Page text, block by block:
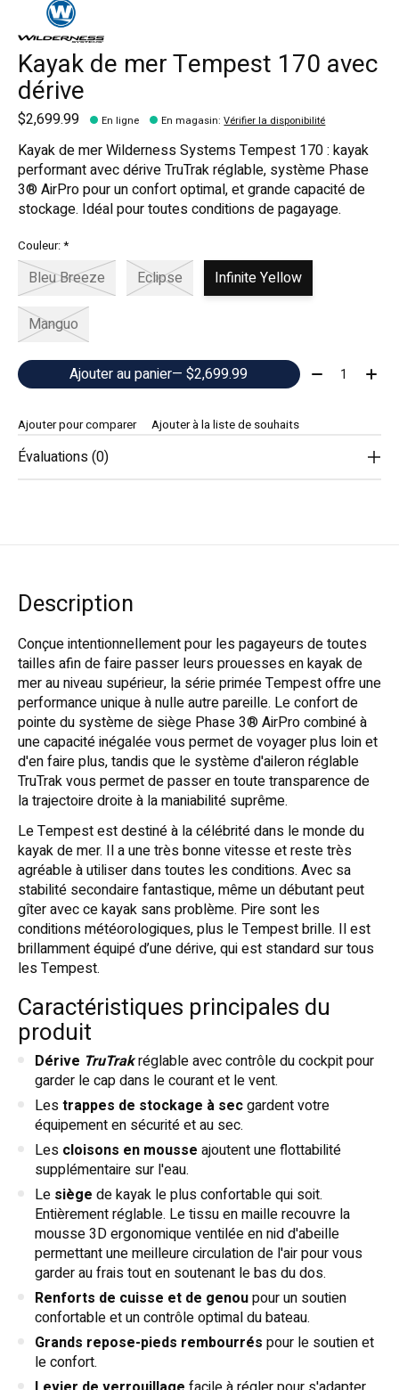
Kayak de mer Tempest 170 avec
dérive
$2,699.99 En ligne En magasin:Vérifier la disponibilité
Kayak de mer Wilderness Systems Tempest 170 : kayak
performant avec dérive TruTrak réglable, système Phase
3® AirPro pour un confort optimal, et grande capacité de
stockage. Idéal pour toutes conditions de pagayage.
Couleur:*
Bleu Breeze Eclipse Infinite Yellow
Manguo
Ajouter au panier — $2,699.99 Quantité:
Ajouter pour comparer Ajouter à la liste de souhaits
Évaluations (0)
Description
Conçue intentionnellement pour les pagayeurs de toutes
tailles afin de faire passer leurs prouesses en kayak de
mer au niveau supérieur, la série primée Tempest offre une
performance unique à nulle autre pareille. Le confort de
pointe du système de siège Phase 3® AirPro combiné à
une capacité inégalée vous permet de voyager plus loin et
d'en faire plus, tandis que le système d'aileron réglable
TruTrak vous permet de passer en toute transparence de
la trajectoire droite à la maniabilité suprême.
Le Tempest est destiné à la célébrité dans le monde du
kayak de mer. Il a une très bonne vitesse et reste très
agréable à utiliser dans toutes les conditions. Avec sa
stabilité secondaire fantastique, même un débutant peut
gîter avec ce kayak sans problème. Pire sont les
conditions météorologiques, plus le Tempest brille. Il est
brillamment équipé d’une dérive, qui est standard sur tous
les Tempest.
Caractéristiques principales du
produit
Dérive TruTrakréglable avec contrôle du cockpit pour
garder le cap dans le courant et le vent.
Lestrappes de stockage à secgardent votre
équipement en sécurité et au sec.
Les cloisons en mousse ajoutent une flottabilité
supplémentaire sur l'eau.
Le siège de kayak le plus confortable qui soit.
Entièrement réglable. Le tissu en maille recouvre la
mousse 3D ergonomique ventilée en nid d'abeille
permettant une meilleure circulation de l'air pour vous
garder au frais tout en soutenant le bas du dos.
Renforts de cuisse et de genoupour un soutien
confortable et un contrôle optimal du bateau.
Grands repose-pieds rembourrés pour le soutien et
le confort.